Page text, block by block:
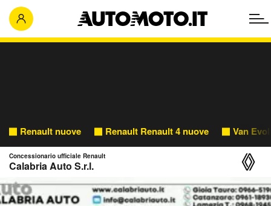
Renault nuove Renault Renault 4 nuove Van
Concessionario ufficiale Renault
Calabria Auto S.r.l.